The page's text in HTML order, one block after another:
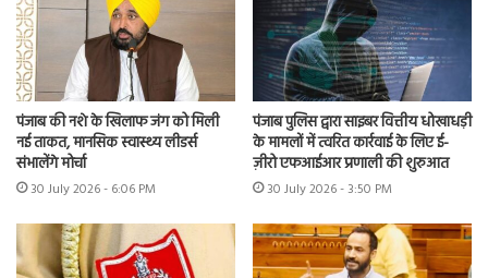
पंजाब की नशे के खिलाफ जंग को मिली
नई ताकत, मानसिक स्वास्थ्य लीडर्स
संभालेंगे मोर्चा
30 July 2026 - 6:06 PM
पंजाब पुलिस द्वारा साइबर वित्तीय धोखाधड़ी
के मामलों में त्वरित कार्रवाई के लिए ई-
ज़ीरो एफआईआर प्रणाली की शुरुआत
30 July 2026 - 3:50 PM